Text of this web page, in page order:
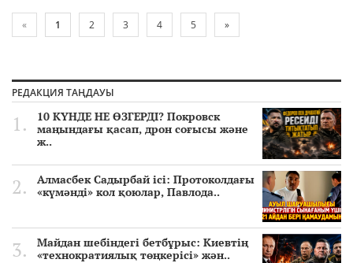
« 1 2 3 4 5 »
РЕДАКЦИЯ ТАҢДАУЫ
10 КҮНДЕ НЕ ӨЗГЕРДІ? Покровск
маңындағы қасап, дрон соғысы және
ж..
Алмасбек Садырбай ісі: Протоколдағы
«күмәнді» кол қоюлар, Павлода..
Майдан шебіндегі бетбұрыс: Киевтің
«технократиялық төңкерісі» жән..